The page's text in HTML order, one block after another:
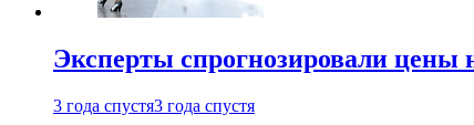
Эксперты спрогнозировали цены
3 года спустя3 года спустя